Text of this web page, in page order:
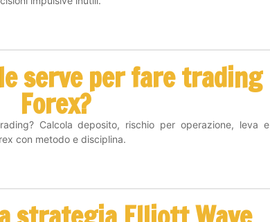
serve per fare trading
Forex?
Calcola deposito, rischio per operazione, leva e
con metodo e disciplina.